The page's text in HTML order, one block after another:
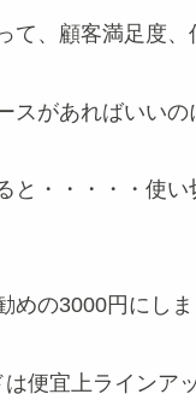
て、顧客満足度、
スがあればいいの
と・・・・・使
めの3000円にしま
便宜上ラインア